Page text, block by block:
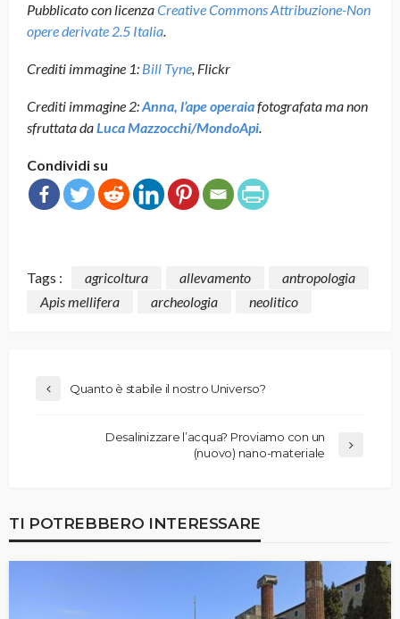
Pubblicato con licenzaCreative Commons Attribuzione-Non
opere derivate 2.5 Italia.
Crediti immagine 1: Bill Tyne, Flickr
Crediti immagine 2:Anna, l’ape operaiafotografata ma non
sfruttata daLuca Mazzocchi/MondoApi.
Condividi su
Tags : agricoltura allevamento
antropologia
Apis mellifera
archeologia neolitico
Quanto è stabile il nostro Universo?
Desalinizzare l’acqua? Proviamo con un
(nuovo) nano-materiale
TI POTREBBERO INTERESSARE